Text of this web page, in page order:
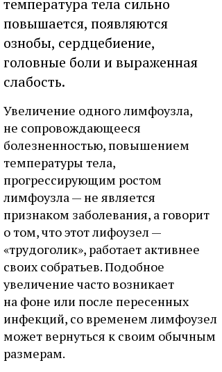
температура тела сильно
повышается, появляются
ознобы, сердцебиение,
головные боли и выраженная
слабость.
Увеличение одного лимфоузла,
не сопровождающееся
болезненностью, повышением
температуры тела,
прогрессирующим ростом
лимфоузла — не является
признаком заболевания, а говорит
о том, что этот лифоузел —
«трудоголик», работает активнее
своих собратьев. Подобное
увеличение часто возникает
на фоне или после пересенных
инфекций, со временем лимфоузел
может вернуться к своим обычным
размерам.